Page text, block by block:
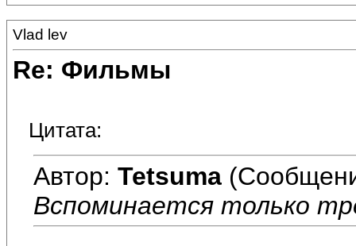
Vlad lev
Re: Фильмы
Цитата:
Автор: Tetsuma
Вспоминается только